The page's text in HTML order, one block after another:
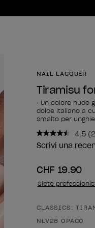
NAIL LACQUER
Tiramisu
• Un colore nude
dolce italiano a
smalto per
4.5
Scrivi una
CHF 19.90
Siete
Forma del
CLASSICS:
NLV28 OPACO